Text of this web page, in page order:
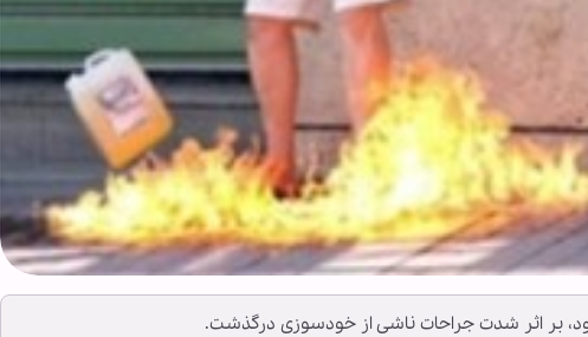
بر اثر شدت جراحات ناشی از خودسوزی درگذشت.